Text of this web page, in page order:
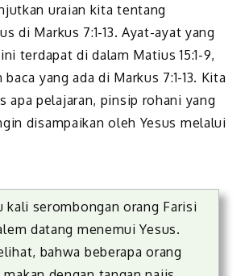
uraian kita tentang
di Markus 7:1-13. Ayat-ayat yang
terdapat di dalam Matius 15:1-9,
yang ada di Markus 7:1-13. Kita
apa pelajaran, pinsip rohani yang
disampaikan oleh Yesus melalui
kali serombongan orang Farisi
datang menemui Yesus.
bahwa beberapa orang